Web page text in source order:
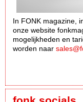
In FONK magazine,
onze website
mogelijkheden en
worden naar